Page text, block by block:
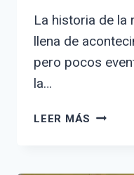
La historia de la
llena de
pero pocos
la…
LEER MÁS BODA